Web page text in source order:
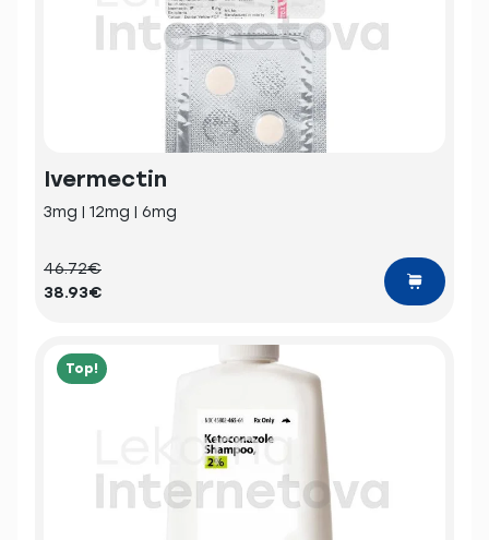
Ivermectin
3mg | 12mg | 6mg
46.72€
38.93€
Top!